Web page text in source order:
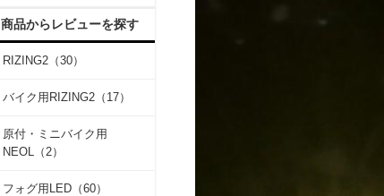
商品からレビューを探す
RIZING2（30）
バイク用RIZING2（17）
原付・ミニバイク用
NEOL（2）
フォグ用LED（60）